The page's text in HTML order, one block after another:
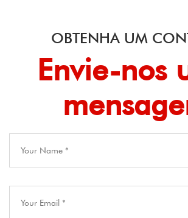
OBTENHA UM
Envie-nos